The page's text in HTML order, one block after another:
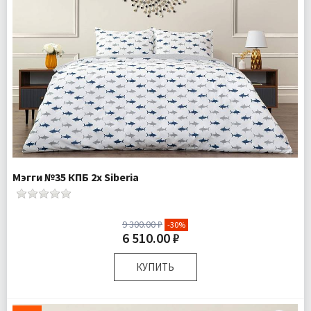
Мэгги №35 КПБ 2х Siberia
9 300.00 ₽ -30%
6 510.00 ₽
КУПИТЬ